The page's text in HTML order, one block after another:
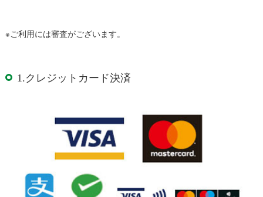
※ご利用には審査がございます。
1.クレジットカード決済